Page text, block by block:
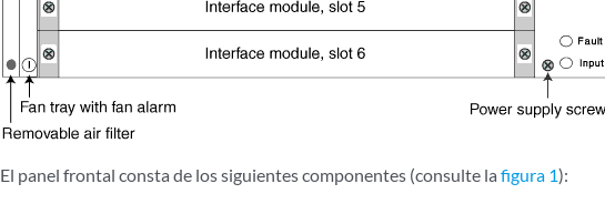
El panel frontal consta de los siguientes componentes (consulte la figura 1):